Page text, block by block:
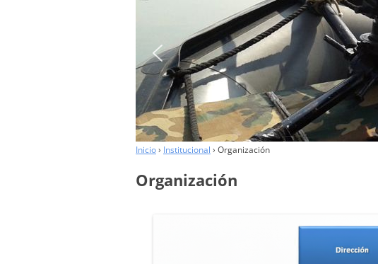
AUTORIDADES
CÓDIGO DE CONDUCTA
COLABORADORES
Inicio › Institucional › Organización
Organización